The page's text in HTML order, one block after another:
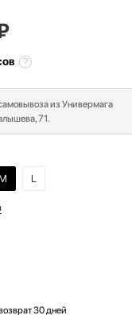
из Универмага
71.
L
30 дней